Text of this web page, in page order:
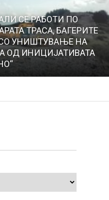
СЕ РАБОТИ ПО
ТРАСА, БАГЕРИТЕ
УНИШТУВАЊЕ НА
ОД ИНИЦИЈАТИВАТА